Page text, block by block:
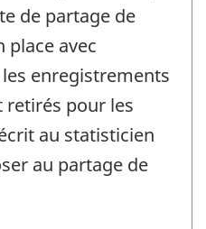
de partage de
place avec
enregistrements
retirés pour les
au statisticien
au partage de